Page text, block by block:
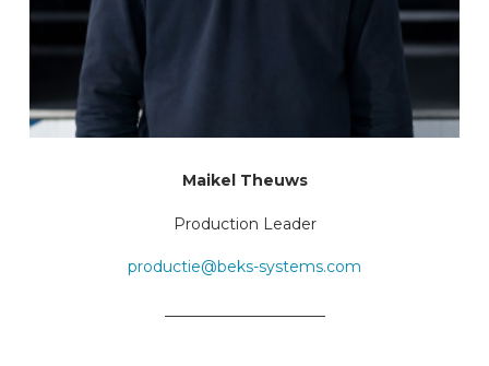
Maikel Theuws
Production Leader
productie@beks-systems.com